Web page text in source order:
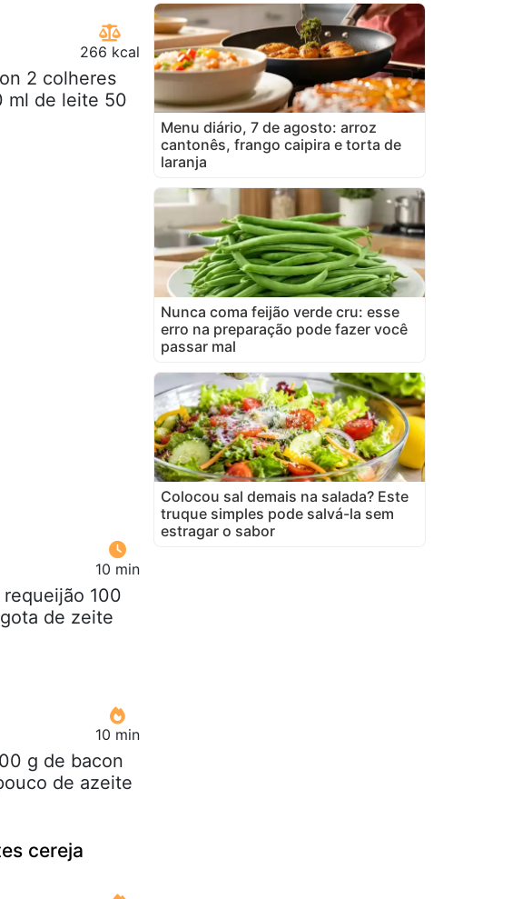
266 kcal
2 colheres
ml de leite 50
10 min
100
de zeite
10 min
g de bacon
de azeite
cereja
Menu diário, 7 de agosto: arroz
cantonês, frango caipira e torta de
laranja
Nunca coma feijão verde cru: esse
erro na preparação pode fazer você
passar mal
Colocou sal demais na salada? Este
truque simples pode salvá-la sem
estragar o sabor